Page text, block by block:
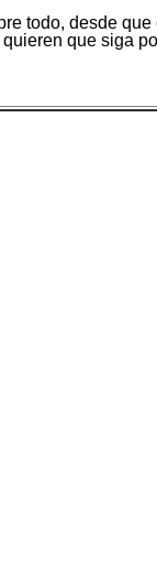
todo, desde que
que siga